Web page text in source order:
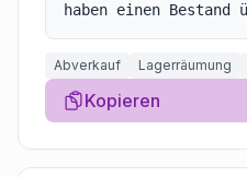
haben einen Bestand
Abverkauf Lagerräumung
Kopieren